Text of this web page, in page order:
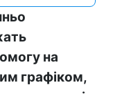
на
графіком,